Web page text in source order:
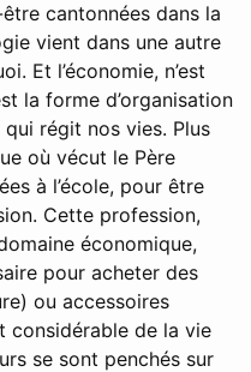
cantonnées dans la
vient dans une autre
Et l’économie, n’est
la forme d’organisation
régit nos vies. Plus
où vécut le Père
à l’école, pour être
Cette profession,
économique,
pour acheter des
ou accessoires
considérable de la vie
se sont penchés sur